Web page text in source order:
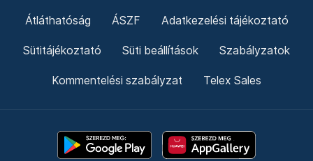
Átláthatóság ÁSZF Adatkezelési tájékoztató
Sütitájékoztató Süti beállítások Szabályzatok
Kommentelési szabályzat Telex Sales